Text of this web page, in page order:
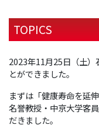
TOPICS
2023年11月25日（土
とができました。
まずは「健康寿命を延
名誉教授・中京大学客
だきました。